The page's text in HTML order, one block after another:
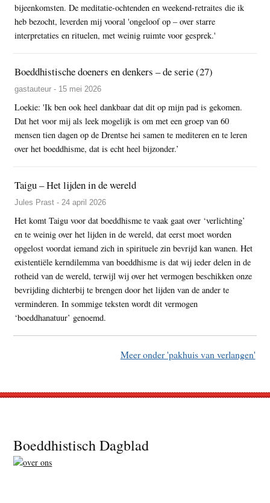
bijeenkomsten. De meditatie-ochtenden en weekend-retraites die ik
heb bezocht, leverden mij vooral 'ongeloof op – over starre
interpretaties en rituelen, met weinig ruimte voor gesprek.'
Boeddhistische doeners en denkers – de serie (27)
gastauteur - 15 mei 2026
Loekie: 'Ik ben ook heel dankbaar dat dit op mijn pad is gekomen.
Dat het voor mij als leek mogelijk is om met een groep van 60
mensen tien dagen op de Drentse hei samen te mediteren en te leren
over het boeddhisme, dat is echt heel bijzonder.’
Taigu – Het lijden in de wereld
Jules Prast - 24 april 2026
Het komt Taigu voor dat boeddhisme te vaak gaat over ‘verlichting’
en te weinig over het lijden in de wereld, dat eerst moet worden
opgelost voordat iemand zich in spirituele zin bevrijd kan wanen. Het
existentiële kerndilemma van boeddhisme is dat wij ieder delen in de
rotheid van de wereld, terwijl wij over het vermogen beschikken onze
bevrijding dichterbij te brengen door het lijden van de ander te
verminderen. In sommige teksten wordt dit vermogen
‘boeddhanatuur’ genoemd.
Meer onder 'pakhuis van verlangen'
Footer
Boeddhistisch Dagblad